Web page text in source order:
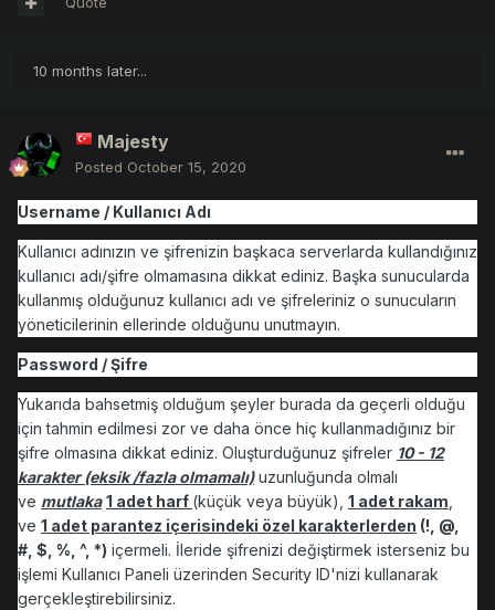
10 months later...
Majesty
Posted October 15, 2020
Username / Kullanıcı Adı
Kullanıcı adınızın ve şifrenizin başkaca serverlarda kullandığınız
kullanıcı adı/şifre olmamasına dikkat ediniz. Başka sunucularda
kullanmış olduğunuz kullanıcı adı ve şifreleriniz o sunucuların
yöneticilerinin ellerinde olduğunu unutmayın.
Password / Şifre
Yukarıda bahsetmiş olduğum şeyler burada da geçerli olduğu
için tahmin edilmesi zor ve daha önce hiç kullanmadığınız bir
şifre olmasına dikkat ediniz. Oluşturduğunuz şifreler 10 - 12
karakter (eksik /fazla olmamalı)uzunluğunda olmalı
ve mutlaka 1 adet harf (küçük veya büyük), 1 adet rakam
ve 1 adet parantez içerisindeki özel karakterlerden (!, @,
#, $, %, ^, *) içermeli. İleride şifrenizi değiştirmek isterseniz bu
işlemi Kullanıcı Paneli üzerinden Security ID'nizi kullanarak
gerçekleştirebilirsiniz.